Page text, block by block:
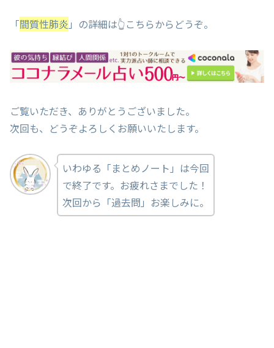
「間質性肺炎 」の詳細は👆こちらからどうぞ。
ご覧いただき、ありがとうございました。
次回も、どうぞよろしくお願いいたします。
いわゆる「まとめノート」は今回
で終了です。お疲れさまでした！
次回から「過去問」お楽しみに。